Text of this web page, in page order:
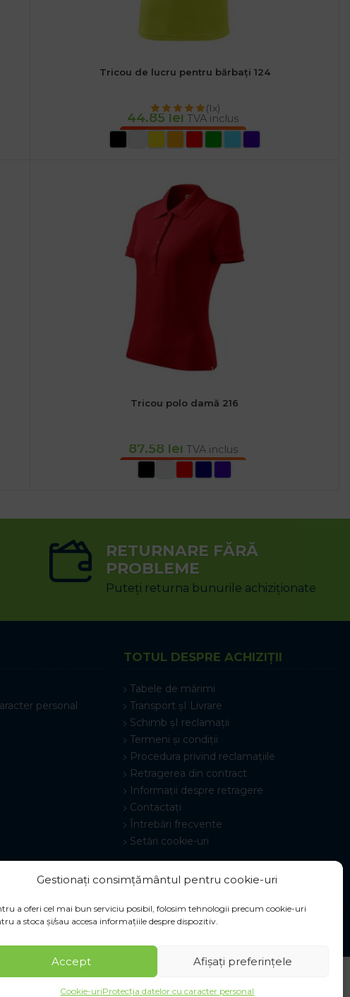
Gestionați consimțământul pentru cookie-uri
a oferi cel mai bun serviciu posibil, folosim tehnologii precum cookie-uri
a stoca și/sau accesa informațiile despre dispozitiv.
Accept Afișați preferințele
Cookie-uriProtecția datelor cu caracter personal
Tricou de lucru pentru bărbați 124
(1x)
44.85 lei TVA inclus
Tricou polo damă 216
87.58 lei TVA inclus
RETURNARE FĂRĂ
PROBLEME
Puteți returna bunurile achiziționate
personal
TOTUL DESPRE ACHIZIȚII
Tabele de mărimi
Transport șI Livrare
Schimb șI reclamații
Termeni și condiții
Procedura privind reclamațiile
Retragerea din contract
Informații despre retragere
Contactați
Întrebări frecvente
Setări cookie-uri